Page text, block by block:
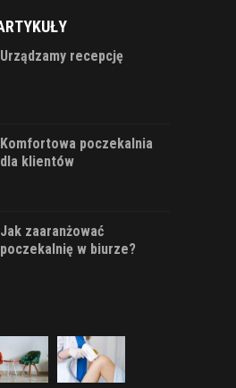
Urządzamy recepcję
Komfortowa poczekalnia
dla klientów
Jak zaaranżować
poczekalnię w biurze?